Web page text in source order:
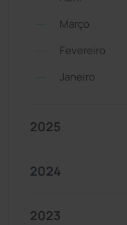
Março
Fevereiro
Janeiro
2025
2024
2023